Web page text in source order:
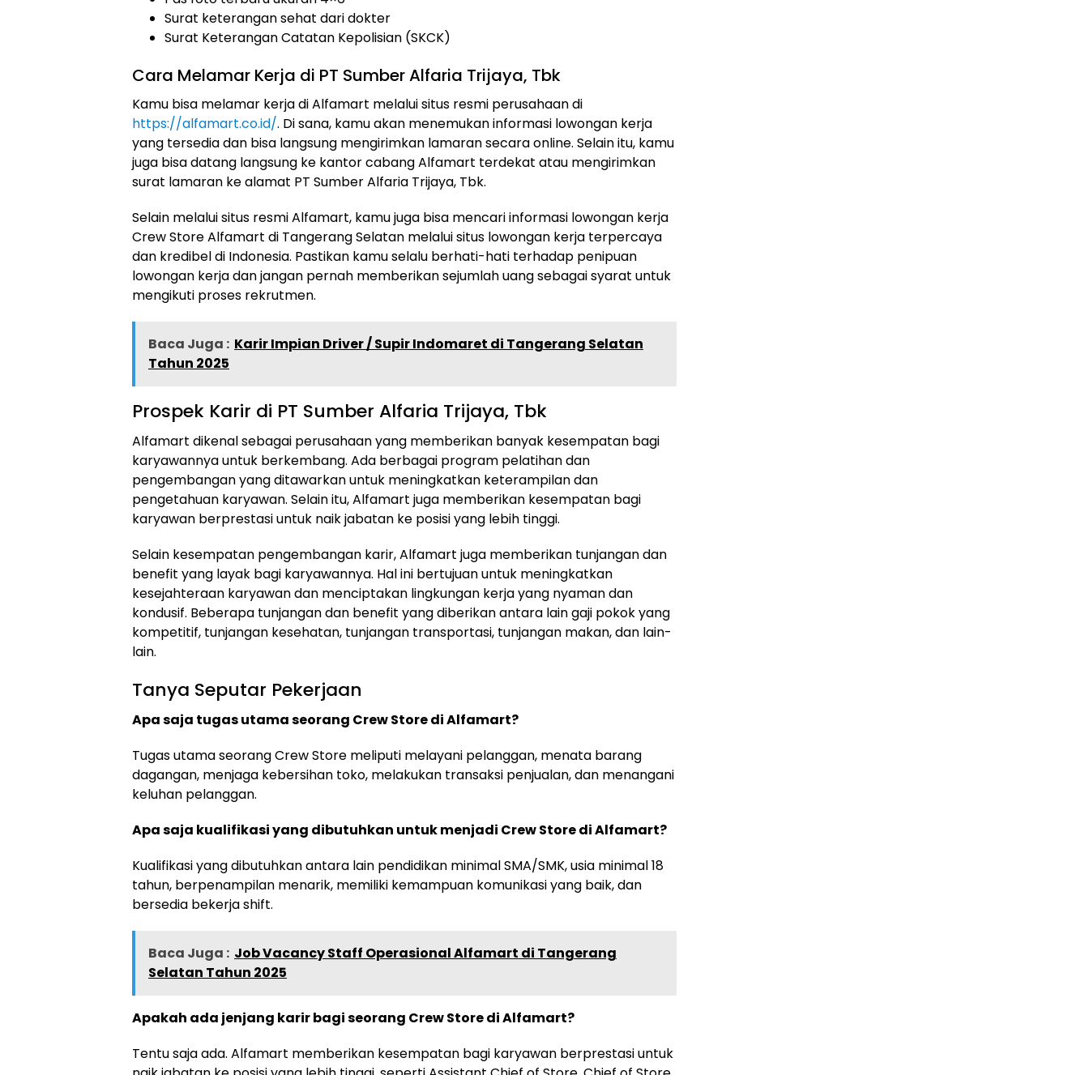
Surat keterangan sehat dari dokter
Surat Keterangan Catatan Kepolisian (SKCK)
Cara Melamar Kerja di PT Sumber Alfaria Trijaya, Tbk
Kamu bisa melamar kerja di Alfamart melalui situs resmi perusahaan di
https://alfamart.co.id/. Di sana, kamu akan menemukan informasi lowongan kerja
yang tersedia dan bisa langsung mengirimkan lamaran secara online. Selain itu, kamu
juga bisa datang langsung ke kantor cabang Alfamart terdekat atau mengirimkan
surat lamaran ke alamat PT Sumber Alfaria Trijaya, Tbk.
Selain melalui situs resmi Alfamart, kamu juga bisa mencari informasi lowongan kerja
Crew Store Alfamart di Tangerang Selatan melalui situs lowongan kerja terpercaya
dan kredibel di Indonesia. Pastikan kamu selalu berhati-hati terhadap penipuan
lowongan kerja dan jangan pernah memberikan sejumlah uang sebagai syarat untuk
mengikuti proses rekrutmen.
Baca Juga : Karir Impian Driver / Supir Indomaret di Tangerang Selatan
Tahun 2025
Prospek Karir di PT Sumber Alfaria Trijaya, Tbk
Alfamart dikenal sebagai perusahaan yang memberikan banyak kesempatan bagi
karyawannya untuk berkembang. Ada berbagai program pelatihan dan
pengembangan yang ditawarkan untuk meningkatkan keterampilan dan
pengetahuan karyawan. Selain itu, Alfamart juga memberikan kesempatan bagi
karyawan berprestasi untuk naik jabatan ke posisi yang lebih tinggi.
Selain kesempatan pengembangan karir, Alfamart juga memberikan tunjangan dan
benefit yang layak bagi karyawannya. Hal ini bertujuan untuk meningkatkan
kesejahteraan karyawan dan menciptakan lingkungan kerja yang nyaman dan
kondusif. Beberapa tunjangan dan benefit yang diberikan antara lain gaji pokok yang
kompetitif, tunjangan kesehatan, tunjangan transportasi, tunjangan makan, dan lain-
lain.
Tanya Seputar Pekerjaan
Apa saja tugas utama seorang Crew Store di Alfamart?
Tugas utama seorang Crew Store meliputi melayani pelanggan, menata barang
dagangan, menjaga kebersihan toko, melakukan transaksi penjualan, dan menangani
keluhan pelanggan.
Apa saja kualifikasi yang dibutuhkan untuk menjadi Crew Store di Alfamart?
Kualifikasi yang dibutuhkan antara lain pendidikan minimal SMA/SMK, usia minimal 18
tahun, berpenampilan menarik, memiliki kemampuan komunikasi yang baik, dan
bersedia bekerja shift.
Baca Juga : Job Vacancy Staff Operasional Alfamart di Tangerang
Selatan Tahun 2025
Apakah ada jenjang karir bagi seorang Crew Store di Alfamart?
Tentu saja ada. Alfamart memberikan kesempatan bagi karyawan berprestasi untuk